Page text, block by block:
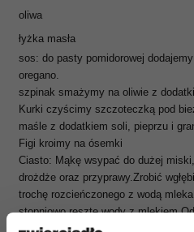
oliwa
łyżka masła
sos: do pasty pomidorowej
oregano.
szpinak smażymy na oliwie z
Kurki czyścimy szczoteczką pod
maśle z dodatkiem soli, pieprzu i
Figi kroimy na ósemki
Ciasto: Mąkę wsypać do dużej
drożdże oraz przyprawy.Zrobić
trochę rozcieńczonego z wodą
stopniowo resztę wody z mlekiem
około 1h.Rozwałkować na placek